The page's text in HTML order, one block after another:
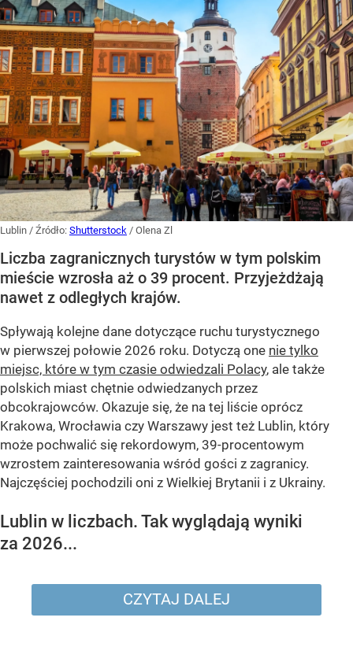
Lublin / Źródło: Shutterstock / Olena Zl
Liczba zagranicznych turystów w tym polskim
mieście wzrosła aż o 39 procent. Przyjeżdżają
nawet z odległych krajów.
Spływają kolejne dane dotyczące ruchu turystycznego
w pierwszej połowie 2026 roku. Dotyczą one nie tylko
miejsc, które w tym czasie odwiedzali Polacy, ale także
polskich miast chętnie odwiedzanych przez
obcokrajowców. Okazuje się, że na tej liście oprócz
Krakowa, Wrocławia czy Warszawy jest też Lublin, który
może pochwalić się rekordowym, 39-procentowym
wzrostem zainteresowania wśród gości z zagranicy.
Najczęściej pochodzili oni z Wielkiej Brytanii i z Ukrainy.
Lublin w liczbach. Tak wyglądają wyniki
za 2026...
CZYTAJ DALEJ